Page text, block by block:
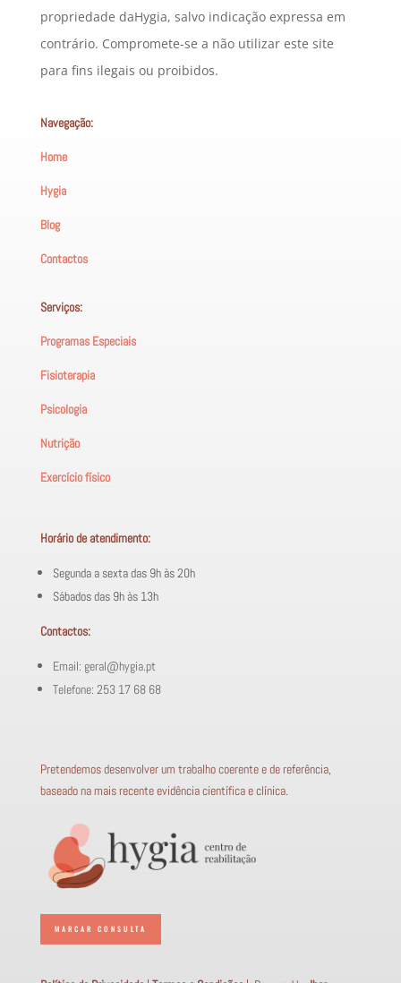
propriedade daHygia, salvo indicação expressa em
contrário. Compromete-se a não utilizar este site
para fins ilegais ou proibidos.
Navegação:
Home
Hygia
Blog
Contactos
Serviços:
Programas Especiais
Fisioterapia
Psicologia
Nutrição
Exercício físico
Horário de atendimento:
Segunda a sexta das 9h às 20h
Sábados das 9h às 13h
Contactos:
Email: geral@hygia.pt
Telefone: 253 17 68 68
Pretendemos desenvolver um trabalho coerente e de referência,
baseado na mais recente evidência científica e clínica.
MARCAR CONSULTA